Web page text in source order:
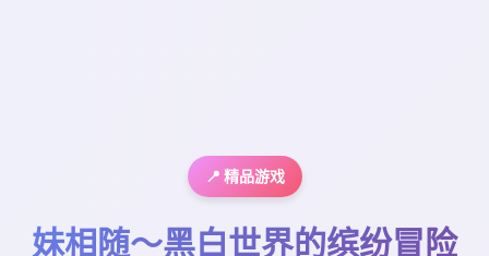
📍 精品游戏
妹相随～黑白世界的缤纷冒险